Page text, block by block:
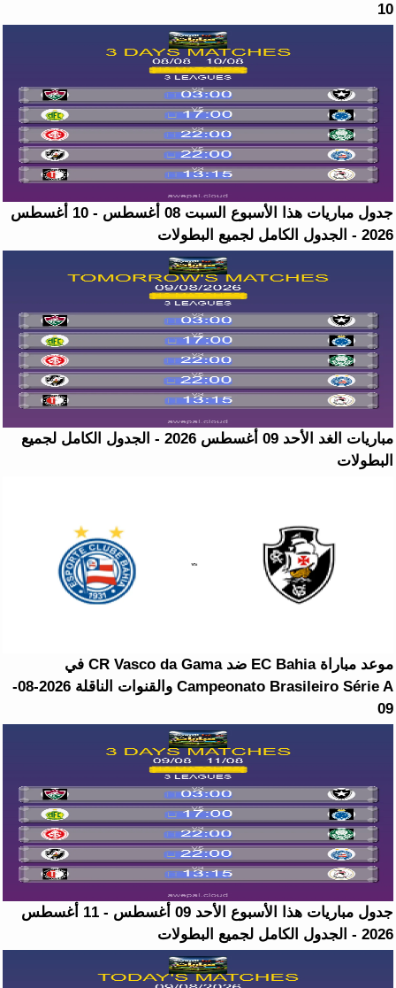
10
جدول مباريات هذا الأسبوع السبت 08 أغسطس - 10 أغسطس
2026 - الجدول الكامل لجميع البطولات
مباريات الغد الأحد 09 أغسطس 2026 - الجدول الكامل لجميع
البطولات
موعد مباراة EC Bahia ضد CR Vasco da Gama في
Campeonato Brasileiro Série A والقنوات الناقلة 2026-08-
09
جدول مباريات هذا الأسبوع الأحد 09 أغسطس - 11 أغسطس
2026 - الجدول الكامل لجميع البطولات